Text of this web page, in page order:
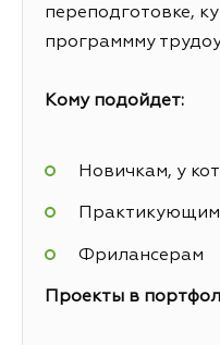
переподготовке,
программму
Кому подойдет:
Новичкам, у
Практикующим
Фрилансерам
Проекты в